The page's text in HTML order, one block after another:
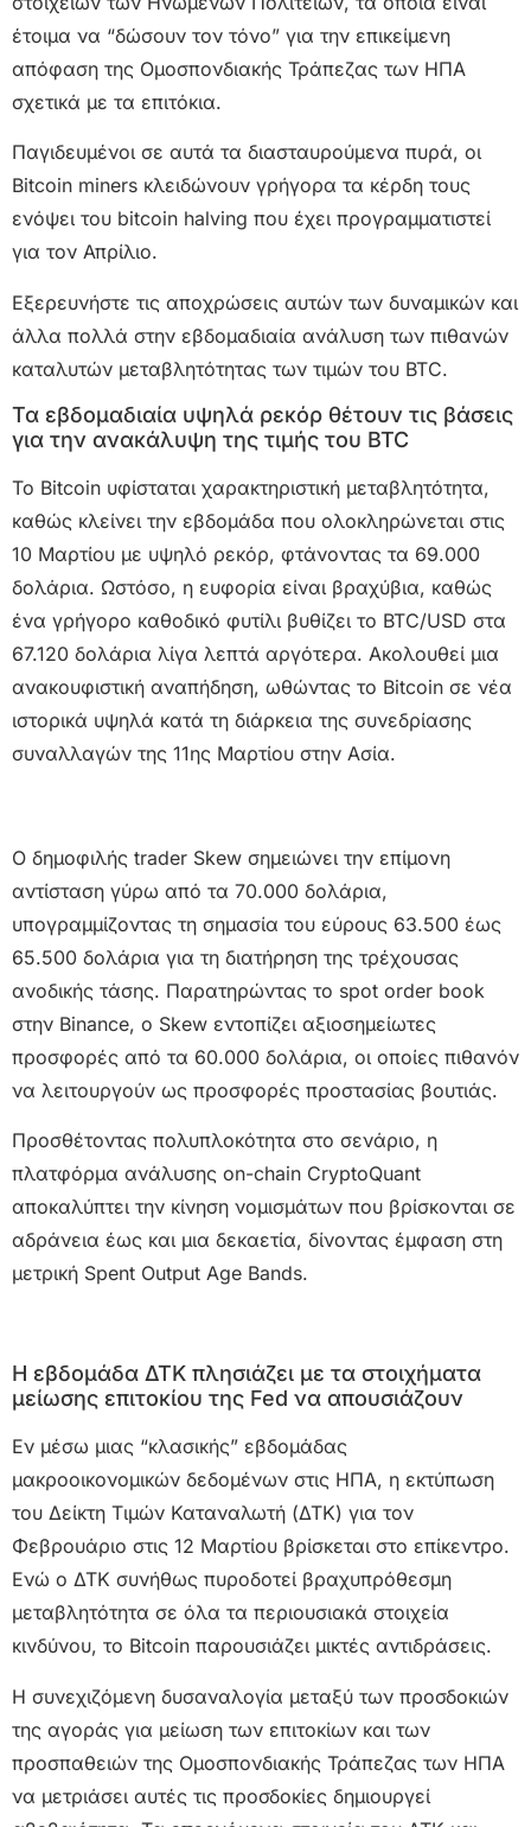
έτοιμα να “δώσουν τον τόνο” για την επικείμενη
απόφαση της Ομοσπονδιακής Τράπεζας των ΗΠΑ
σχετικά με τα επιτόκια.
Παγιδευμένοι σε αυτά τα διασταυρούμενα πυρά, οι
Bitcoin miners κλειδώνουν γρήγορα τα κέρδη τους
ενόψει του bitcoin halving που έχει προγραμματιστεί
για τον Απρίλιο.
Εξερευνήστε τις αποχρώσεις αυτών των δυναμικών και
άλλα πολλά στην εβδομαδιαία ανάλυση των πιθανών
καταλυτών μεταβλητότητας των τιμών του BTC.
Τα εβδομαδιαία υψηλά ρεκόρ θέτουν τις βάσεις
για την ανακάλυψη της τιμής του BTC
Το Bitcoin υφίσταται χαρακτηριστική μεταβλητότητα,
καθώς κλείνει την εβδομάδα που ολοκληρώνεται στις
10 Μαρτίου με υψηλό ρεκόρ, φτάνοντας τα 69.000
δολάρια. Ωστόσο, η ευφορία είναι βραχύβια, καθώς
ένα γρήγορο καθοδικό φυτίλι βυθίζει το BTC/USD στα
67.120 δολάρια λίγα λεπτά αργότερα. Ακολουθεί μια
ανακουφιστική αναπήδηση, ωθώντας το Bitcoin σε νέα
ιστορικά υψηλά κατά τη διάρκεια της συνεδρίασης
συναλλαγών της 11ης Μαρτίου στην Ασία.
Ο δημοφιλής trader Skew σημειώνει την επίμονη
αντίσταση γύρω από τα 70.000 δολάρια,
υπογραμμίζοντας τη σημασία του εύρους 63.500 έως
65.500 δολάρια για τη διατήρηση της τρέχουσας
ανοδικής τάσης. Παρατηρώντας το spot order book
στην Binance, ο Skew εντοπίζει αξιοσημείωτες
προσφορές από τα 60.000 δολάρια, οι οποίες πιθανόν
να λειτουργούν ως προσφορές προστασίας βουτιάς.
Προσθέτοντας πολυπλοκότητα στο σενάριο, η
πλατφόρμα ανάλυσης on-chain CryptoQuant
αποκαλύπτει την κίνηση νομισμάτων που βρίσκονται σε
αδράνεια έως και μια δεκαετία, δίνοντας έμφαση στη
μετρική Spent Output Age Bands.
Η εβδομάδα ΔΤΚ πλησιάζει με τα στοιχήματα
μείωσης επιτοκίου της Fed να απουσιάζουν
Εν μέσω μιας “κλασικής” εβδομάδας
μακροοικονομικών δεδομένων στις ΗΠΑ, η εκτύπωση
του Δείκτη Τιμών Καταναλωτή (ΔΤΚ) για τον
Φεβρουάριο στις 12 Μαρτίου βρίσκεται στο επίκεντρο.
Ενώ ο ΔΤΚ συνήθως πυροδοτεί βραχυπρόθεσμη
μεταβλητότητα σε όλα τα περιουσιακά στοιχεία
κινδύνου, το Bitcoin παρουσιάζει μικτές αντιδράσεις.
Η συνεχιζόμενη δυσαναλογία μεταξύ των προσδοκιών
της αγοράς για μείωση των επιτοκίων και των
προσπαθειών της Ομοσπονδιακής Τράπεζας των ΗΠΑ
να μετριάσει αυτές τις προσδοκίες δημιουργεί